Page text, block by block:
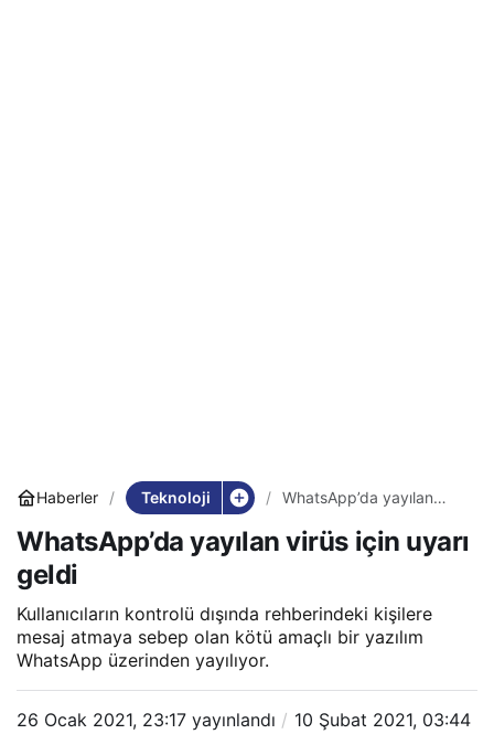
Haberler Teknoloji
WhatsApp’da yayılan
WhatsApp’da yayılan virüs için uyarı
geldi
Kullanıcıların kontrolü dışında rehberindeki kişilere
mesaj atmaya sebep olan kötü amaçlı bir yazılım
WhatsApp üzerinden yayılıyor.
26 Ocak 2021, 23:17 yayınlandı
10 Şubat 2021, 03:44